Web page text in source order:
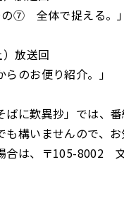
⑦ 全体で捉える。」
放送回
らのお便り紹介。」
ばに歎異抄」では、
も構いませんので、
合は、〒105-8002